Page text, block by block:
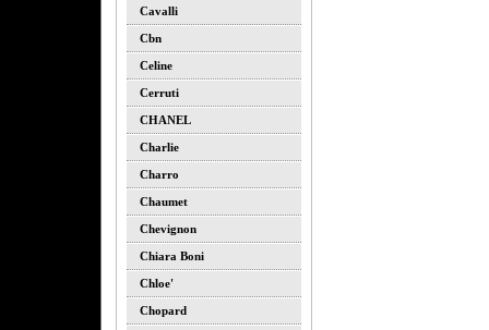
Cavalli
Cbn
Celine
Cerruti
CHANEL
Charlie
Charro
Chaumet
Chevignon
Chiara Boni
Chloe'
Chopard